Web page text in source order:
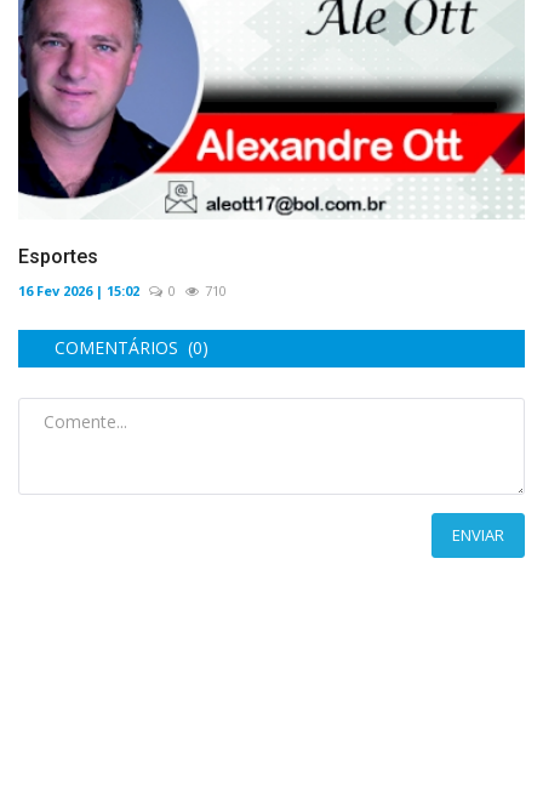
Esportes
16 Fev 2026 | 15:02 0 710
COMENTÁRIOS (0)
ENVIAR